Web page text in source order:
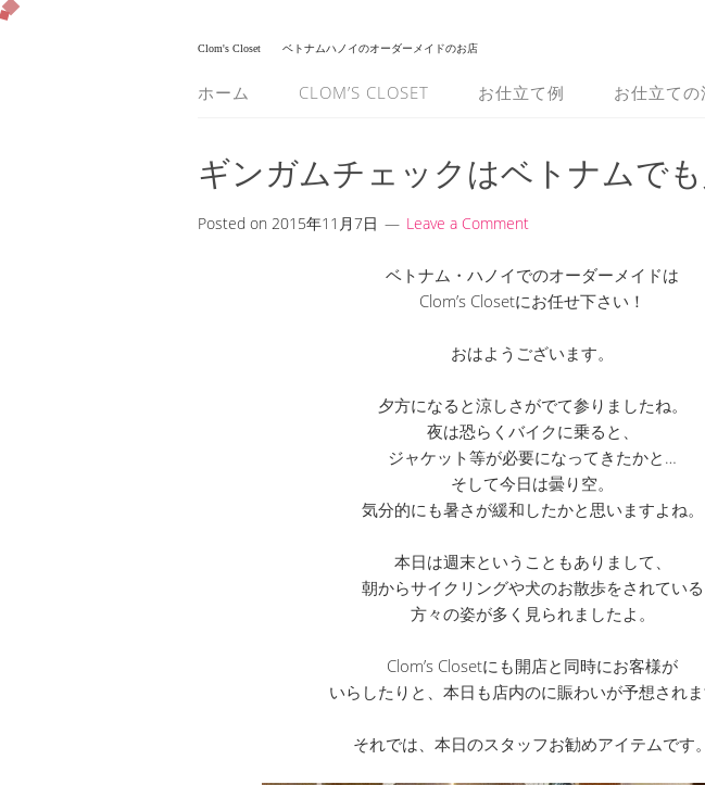
Clom's Closet ベトナムハノイのオーダーメイドのお店
ホーム CLOM’S CLOSET お仕立て例 お仕立ての
ギンガムチェックはベトナムで
Posted on 2015年11月7日 Leave a Comment
ベトナム・ハノイでのオーダーメイドは
Clom’s Closetにお任せ下さい！
おはようございます。
夕方になると涼しさがでて参りましたね。
夜は恐らくバイクに乗ると、
ジャケット等が必要になってきたかと…
そして今日は曇り空。
気分的にも暑さが緩和したかと思いますよね。
本日は週末ということもありまして、
朝からサイクリングや犬のお散歩をされている
方々の姿が多く見られましたよ。
Clom’s Closetにも開店と同時にお客様が
いらしたりと、本日も店内のに賑わいが予想されま
それでは、本日のスタッフお勧めアイテムです。